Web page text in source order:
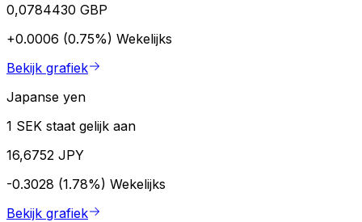
0,0784430 GBP
+0.0006 (0.75%) Wekelijks
Bekijk grafiek
Japanse yen
1 SEK staat gelijk aan
16,6752 JPY
-0.3028 (1.78%) Wekelijks
Bekijk grafiek